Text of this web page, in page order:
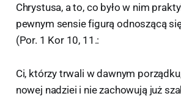
Chrystusa, a to, co było w nim
pewnym sensie figurą odnoszącą
(Por. 1 Kor 10, 11.:
Ci, którzy trwali w dawnym
nowej nadziei i nie zachowują już